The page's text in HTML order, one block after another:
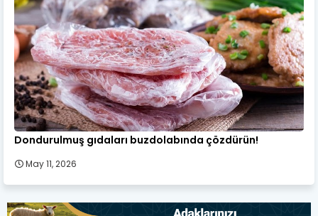
Dondurulmuş gıdaları buzdolabında çözdürün!
May 11, 2026